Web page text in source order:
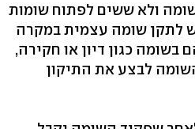
ולא ששים לפתוח שומות
לתקן שומה עצמית במקרה
כגון דיון או חקירה,
לבצע את התיקון